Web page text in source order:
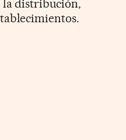
la distribución,